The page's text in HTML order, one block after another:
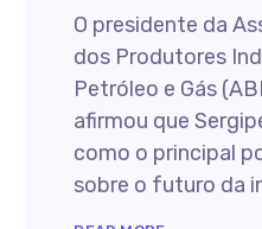
O presidente da
dos Produtores
Petróleo e Gás
afirmou que
como o principal
sobre o futuro da